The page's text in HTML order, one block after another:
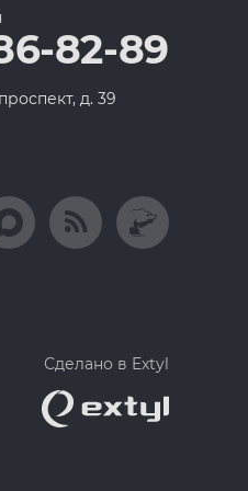
82-89
д. 39
Сделано в Extyl